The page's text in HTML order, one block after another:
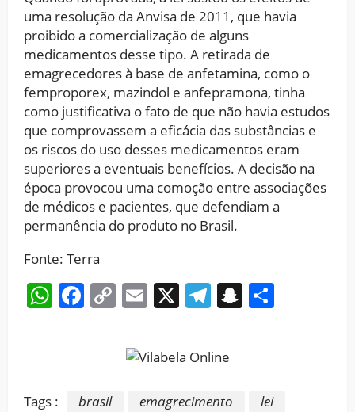
uma resolução da Anvisa de 2011, que havia
proibido a comercialização de alguns
medicamentos desse tipo. A retirada de
emagrecedores à base de anfetamina, como o
femproporex, mazindol e anfepramona, tinha
como justificativa o fato de que não havia estudos
que comprovassem a eficácia das substâncias e
os riscos do uso desses medicamentos eram
superiores a eventuais benefícios. A decisão na
época provocou uma comoção entre associações
de médicos e pacientes, que defendiam a
permanência do produto no Brasil.
Fonte: Terra
WhatsApp
Facebook
CopyEmail
X Telegram
Snapchat
Tags : brasil emagrecimento
lei